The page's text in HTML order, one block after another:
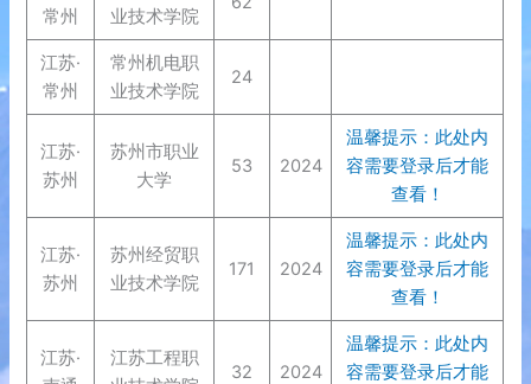
常州 业技术学院
江苏·
常州
常州机电职
业技术学院
24
江苏·
苏州
苏州市职业
大学
53 2024
温馨提示：此处内
容需要登录后才能
查看！
江苏·
苏州
苏州经贸职
业技术学院
171 2024
温馨提示：此处内
容需要登录后才能
查看！
江苏·
江苏工程职
32 2024
温馨提示：此处内
容需要登录后才能